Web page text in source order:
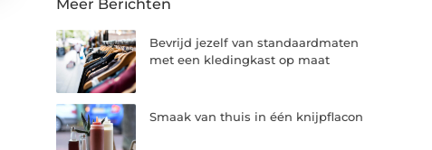
Meer Berichten
Bevrijd jezelf van standaardmaten
met een kledingkast op maat
Smaak van thuis in één knijpflacon